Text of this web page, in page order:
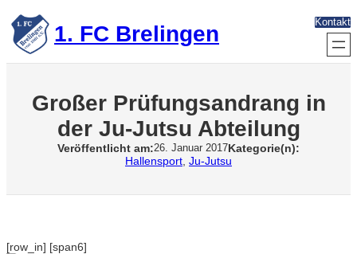
Zum
Inhalt
springen 1. FC Brelingen Kontakt
Großer Prüfungsandrang in
der Ju-Jutsu Abteilung
Veröffentlicht am:26. Januar 2017Kategorie(n):
Hallensport Ju-Jutsu
[row_in] [span6]